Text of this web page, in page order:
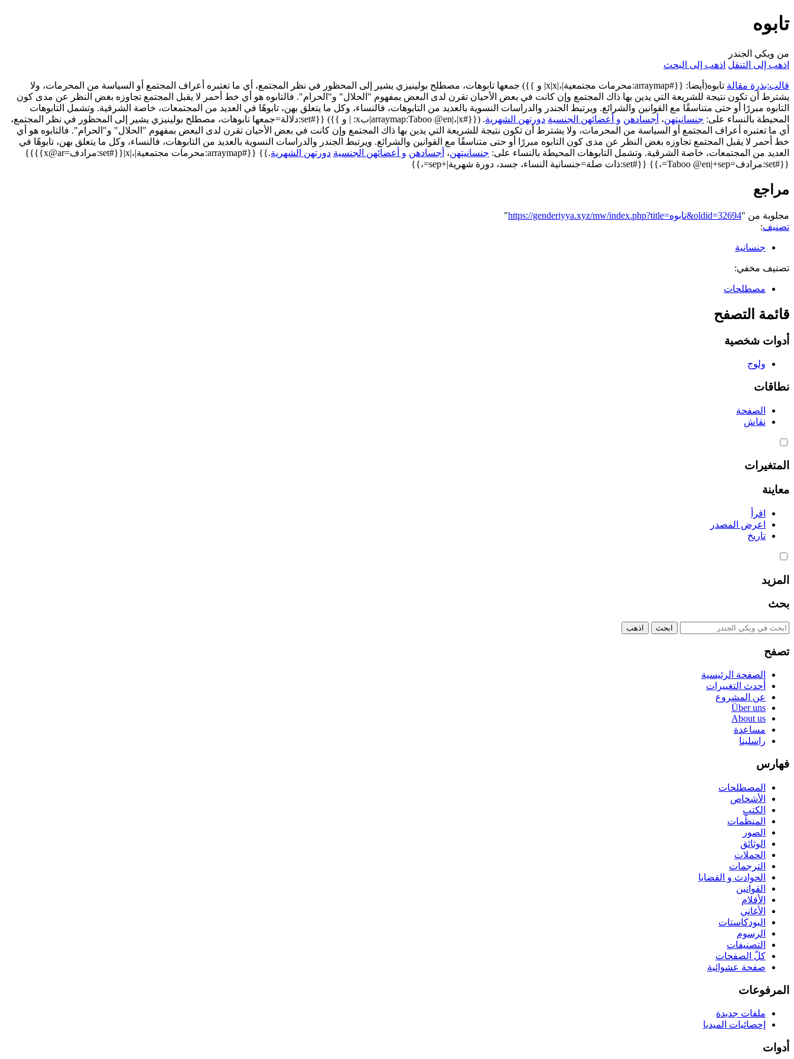
تابوه
من ويكي الجندر
اذهب إلى التنقل اذهب إلى البحث
قالب:بذرة مقالة
تابوه(أيضا: {{#arraymap:محرمات مجتمعية|،|x|x| و }}) جمعها تابوهات، مصطلح بولينيزي يشير إلى المحظور في نظر المجتمع، أي ما تعتبره أعراف المجتمع أو السياسة من المحرمات، ولا
يشترط أن تكون نتيجة للشريعة التي يدين بها ذاك المجتمع وإن كانت في بعض الأحيان تقرن لدى البعض بمفهوم "الحلال" و"الحرام". فالتابوه هو أي خط أحمر لا يقبل المجتمع تجاوزه بغض النظر عن مدى كون
التابوه مبررًا أو حتى متناسقًا مع القوانين والشرائع. ويرتبط الجندر والدراسات النسوية بالعديد من التابوهات، فالنساء، وكل ما يتعلق بهن، تابوهًا في العديد من المجتمعات، خاصة الشرقية. وتشمل التابوهات
المحيطة بالنساء على: جنسانيتهن، أجسادهن و أعضائهن الجنسية دورتهن الشهرية
. ({{#arraymap:Taboo @en|،|x|بx: | و }}) {{#set:دلالة=جمعها تابوهات، مصطلح بولينيزي يشير إلى المحظور في نظر المجتمع،
أي ما تعتبره أعراف المجتمع أو السياسة من المحرمات، ولا يشترط أن تكون نتيجة للشريعة التي يدين بها ذاك المجتمع وإن كانت في بعض الأحيان تقرن لدى البعض بمفهوم "الحلال" و"الحرام". فالتابوه هو أي
خط أحمر لا يقبل المجتمع تجاوزه بغض النظر عن مدى كون التابوه مبررًا أو حتى متناسقًا مع القوانين والشرائع. ويرتبط الجندر والدراسات النسوية بالعديد من التابوهات، فالنساء، وكل ما يتعلق بهن، تابوهًا في
العديد من المجتمعات، خاصة الشرقية. وتشمل التابوهات المحيطة بالنساء على: جنسانيتهن، أجسادهن و أعضائهن الجنسية دورتهن الشهرية
.}} {{#arraymap:محرمات مجتمعية|،|x|{{#set:مرادف=x@ar}}}}
{{#set:مرادف=Taboo @en|+sep=،}} {{#set:ذات صلة=جنسانية النساء، جسد، دورة شهرية|+sep=،}}
مراجع
مجلوبة من "https://genderiyya.xyz/mw/index.php?title=تابوه&oldid=32694
"
تصنيف:
جنسانية
تصنيف مخفي:
مصطلحات
قائمة التصفح
أدوات شخصية
ولوج
نطاقات
الصفحة
نقاش
المتغيرات
معاينة
اقرأ
اعرض المصدر
تاريخ
المزيد
بحث
تصفح
الصفحة الرئيسية
أحدث التغييرات
عن المشروع
Über uns
About us
مساعدة
راسلينا
فهارس
المصطلحات
الأشخاص
الكتب
المنظّمات
الصور
الوثائق
الحملات
الترجمات
الحوادث و القضايا
القوانين
الأفلام
الأغاني
البودكاستات
الرسوم
التصنيفات
كلّ الصفحات
صفحة عشوائية
المرفوعات
ملفات جديدة
إحصائيات الميديا
أدوات